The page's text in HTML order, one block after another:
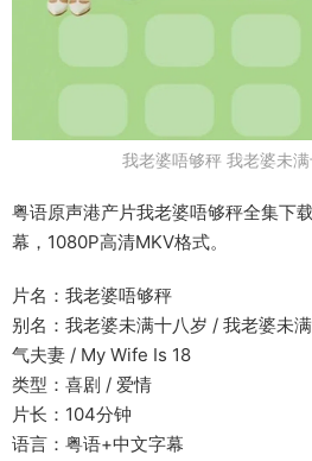
我老婆唔够秤 我老婆未
粤语原声港产片我老婆唔够秤全集下
幕，1080P高清MKV格式。
片名：我老婆唔够秤
别名：我老婆未满十八岁 / 我老婆未
气夫妻 / My Wife Is 18
类型：喜剧 / 爱情
片长：104分钟
语言：粤语+中文字幕